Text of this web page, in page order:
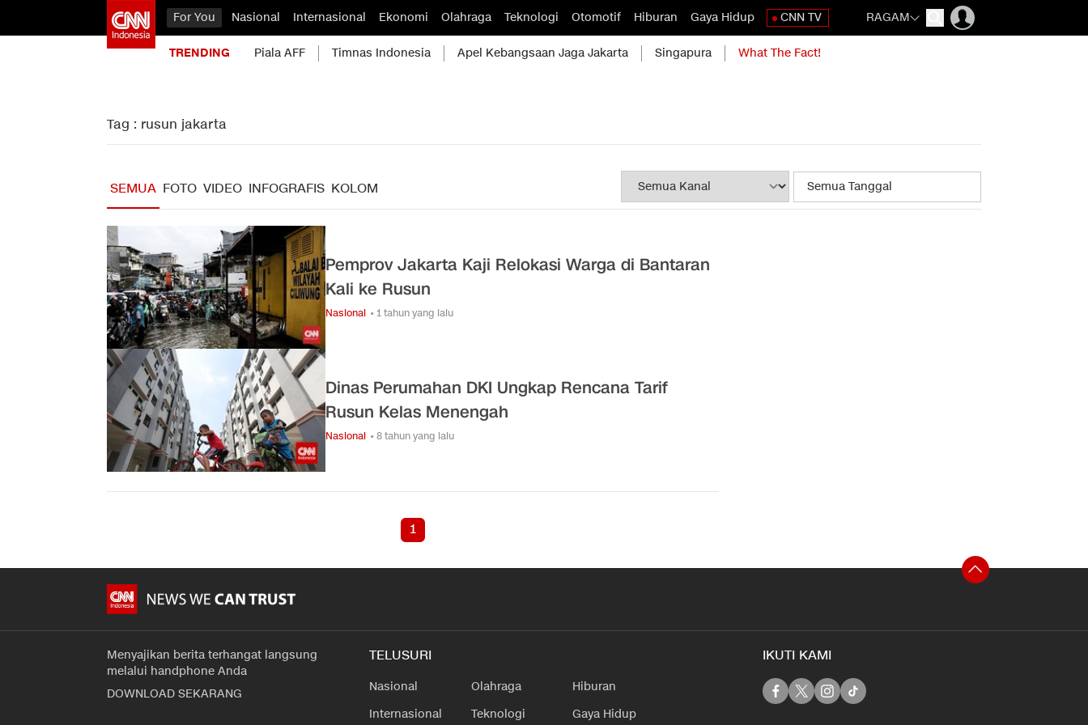
For You Nasional Internasional Ekonomi Olahraga Teknologi Otomotif Hiburan Gaya Hidup CNN TV RAGAM
TRENDING Piala AFF Timnas Indonesia Apel Kebangsaan Jaga Jakarta Singapura What The Fact!
Tag : rusun jakarta
SEMUA FOTO VIDEO INFOGRAFIS KOLOM
Pemprov Jakarta Kaji Relokasi Warga di Bantaran
Kali ke Rusun
Nasional • 1 tahun yang lalu
Dinas Perumahan DKI Ungkap Rencana Tarif
Rusun Kelas Menengah
Nasional • 8 tahun yang lalu
1
Menyajikan berita terhangat langsung
melalui handphone Anda
DOWNLOAD SEKARANG
TELUSURI
Nasional
Internasional
Olahraga
Teknologi
Hiburan
Gaya Hidup
IKUTI KAMI